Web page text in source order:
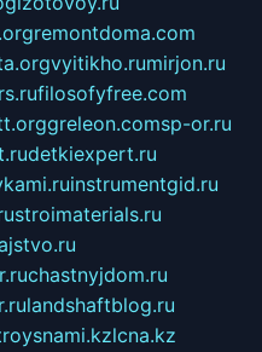
remontdoma.com
vyitikho.rumirjon.ru
filosofyfree.com
greleon.comsp-or.ru
detkiexpert.ru
instrumentgid.ru
stroimaterials.ru
chastnyjdom.ru
landshaftblog.ru
lcna.kz